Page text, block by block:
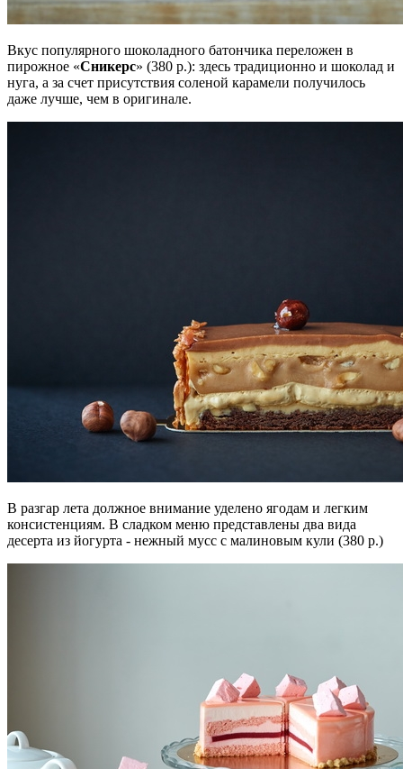
Вкус популярного шоколадного батончика переложен в
пирожное «Сникерс» (380 р.): здесь традиционно и шоколад и
нуга, а за счет присутствия соленой карамели получилось
даже лучше, чем в оригинале.
В разгар лета должное внимание уделено ягодам и легким
консистенциям. В сладком меню представлены два вида
десерта из йогурта - нежный мусс с малиновым кули (380 р.)